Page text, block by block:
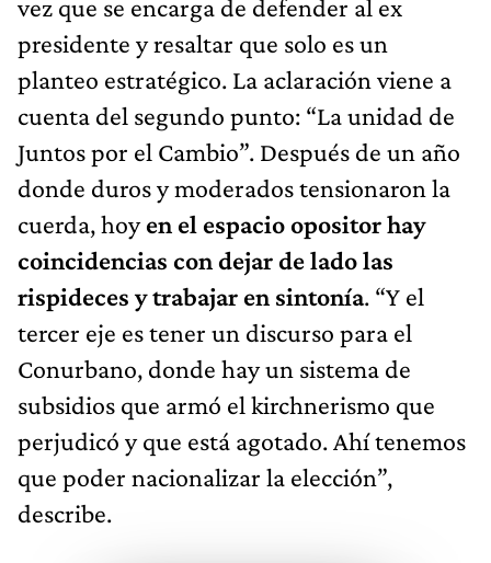
vez que se encarga de defender al ex
presidente y resaltar que solo es un
planteo estratégico. La aclaración viene a
cuenta del segundo punto: “La unidad de
Juntos por el Cambio”. Después de un año
donde duros y moderados tensionaron la
cuerda, hoyen el espacio opositor hay
coincidencias con dejar de lado las
rispideces y trabajar en sintonía. “Y el
tercer eje es tener un discurso para el
Conurbano, donde hay un sistema de
subsidios que armó el kirchnerismo que
perjudicó y que está agotado. Ahí tenemos
que poder nacionalizar la elección”,
describe.